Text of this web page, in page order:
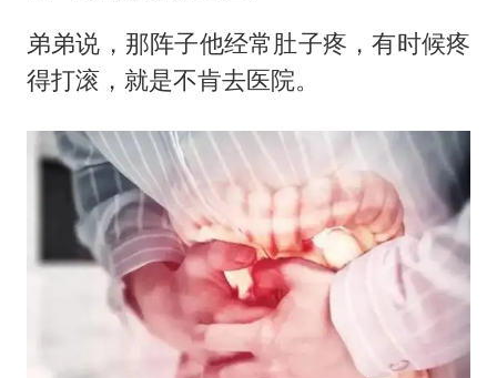
弟弟说，那阵子他经常肚子疼，有时候疼
得打滚，就是不肯去医院。